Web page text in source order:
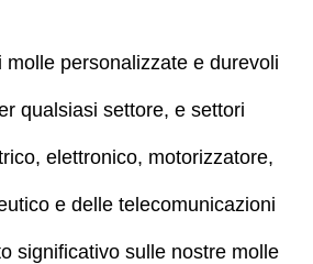
molle personalizzate e durevoli
qualsiasi settore, e settori
elettronico, motorizzatore,
e delle telecomunicazioni
significativo sulle nostre molle